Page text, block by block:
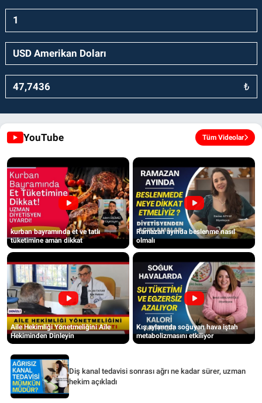
₺
YouTube Tüm Videolar
kurban bayramında et ve tatlı
tüketimine aman dikkat
Ramazan ayında beslenme nasıl
olmalı
Aile Hekimliği Yönetmeliğini Aile
Hekiminden Dinleyin
Kış aylarında soğuyan hava iştah
metabolizmasını etkiliyor
Diş kanal tedavisi sonrası ağrı ne kadar sürer, uzman
hekim açıkladı